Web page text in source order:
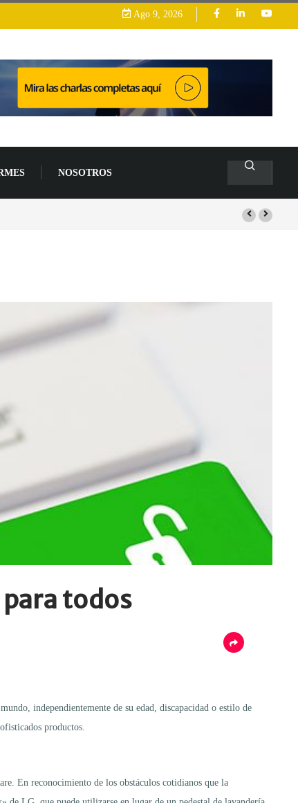
Ago 9, 2026
NOSOTROS
todos
independientemente de su edad, discapacidad o estilo de
productos.
En reconocimiento de los obstáculos cotidianos que la